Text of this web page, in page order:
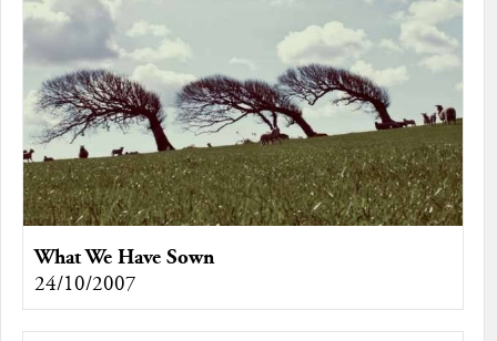
What We Have Sown
24/10/2007